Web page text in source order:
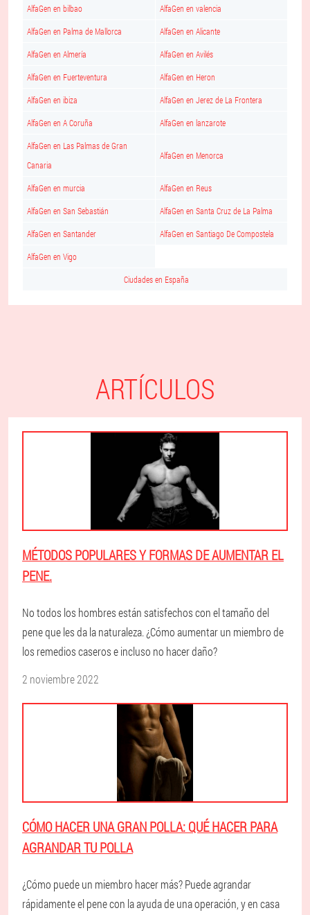
AlfaGen en bilbao AlfaGen en valencia
AlfaGen en Palma de Mallorca AlfaGen en Alicante
AlfaGen en Almería AlfaGen en Avilés
AlfaGen en Fuerteventura AlfaGen en Heron
AlfaGen en ibiza AlfaGen en Jerez de La Frontera
AlfaGen en A Coruña AlfaGen en lanzarote
AlfaGen en Las Palmas de Gran
Canaria
AlfaGen en Menorca
AlfaGen en murcia AlfaGen en Reus
AlfaGen en San Sebastián AlfaGen en Santa Cruz de La Palma
AlfaGen en Santander AlfaGen en Santiago De Compostela
AlfaGen en Vigo
Ciudades en España
ARTÍCULOS
MÉTODOS POPULARES Y FORMAS DE AUMENTAR EL
PENE.
No todos los hombres están satisfechos con el tamaño del
pene que les da la naturaleza. ¿Cómo aumentar un miembro de
los remedios caseros e incluso no hacer daño?
2 noviembre 2022
CÓMO HACER UNA GRAN POLLA: QUÉ HACER PARA
AGRANDAR TU POLLA
¿Cómo puede un miembro hacer más? Puede agrandar
rápidamente el pene con la ayuda de una operación, y en casa